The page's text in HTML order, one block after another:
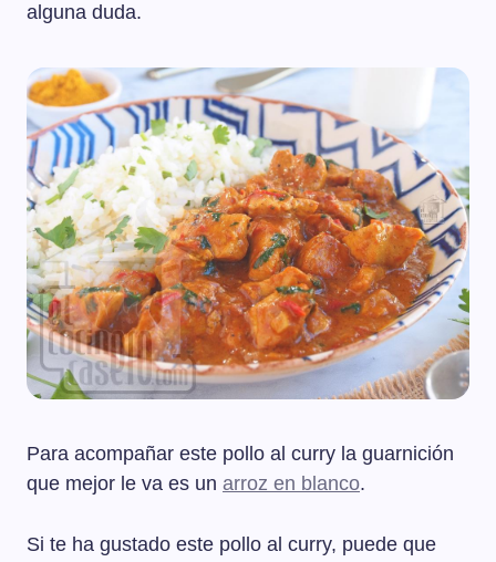
alguna duda.
Para acompañar este pollo al curry la guarnición
que mejor le va es un arroz en blanco.
Si te ha gustado este pollo al curry, puede que